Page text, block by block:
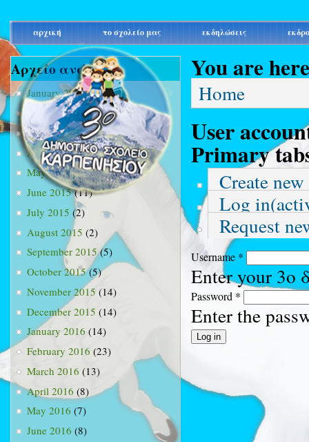
main_menu
αρχική το σχολείο μας εκδηλώσεις
Αρχείο ανά μήνα
January 2015(3)
February 2015(9)
March 2015(34)
April 2015(15)
May 2015(13)
June 2015(11)
July 2015 (2)
August 2015 (2)
September 2015(5)
October 2015(5)
November 2015 (14)
December 2015 (14)
January 2016 (14)
February 2016 (23)
March 2016 (13)
April 2016 (8)
May 2016 (7)
June 2016 (8)
You are here
Home
User
Primary
Create
Log in
Request
Username *
Enter your 3ο
Password *
Enter the